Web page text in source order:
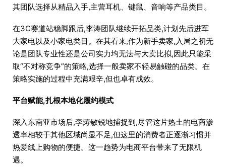
其团队选择从精品入手,主营耳机、键鼠、音响等产品类目。
在3C赛道站稳脚跟后,李涛团队继续开拓品类,计划先后进军
大家电以及小家电类目。在其看来,作为新手卖家,入局之初无
论是团队专业性还是公司实力均无法与大卖比拟,因此只能采
取“不对称竞争”的策略,选择一般卖家不轻易触碰的品类。在
策略实施的过程中充满艰辛,但也卓有成效。
平台赋能,扎根本地化履约模式
深入东南亚市场后,李涛敏锐地捕捉到,尽管这片热土的电商渗
透率相较于其他区域尚显不足,但这里的消费者正逐渐习惯并
热爱线上购物的便捷。这一趋势为电商平台带来了无限机
遇。